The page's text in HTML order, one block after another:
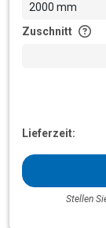
2000 mm
Zuschnitt
Lieferzeit:
Stellen